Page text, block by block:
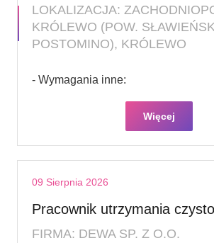
LOKALIZACJA:
KRÓLEWO (POW.
POSTOMINO), KRÓLEWO
- Wymagania inne:
Więcej
09 Sierpnia 2026
Pracownik utrzymania
FIRMA: DEWA SP. Z O.O.